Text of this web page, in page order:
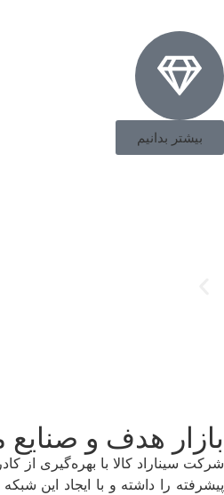
بیشتر بدانیم
بازار هدف و
شرکت سیناراد کالا با بهره‌گیری از
پیشرفته را داشته و با ایجاد این